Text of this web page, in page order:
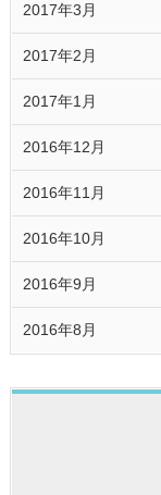
2017年3月
2017年2月
2017年1月
2016年12月
2016年11月
2016年10月
2016年9月
2016年8月